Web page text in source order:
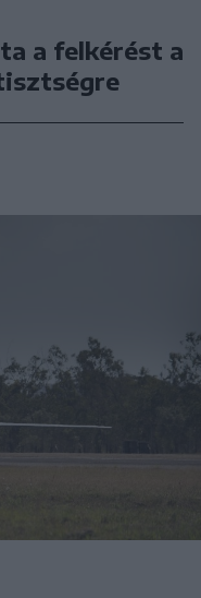
a felkérést a